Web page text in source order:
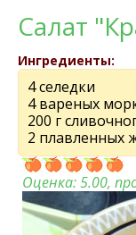
Салат
Ингредиенты:
4 селедки
4 вареных
200 г
2 плавленных
Оценка:5.00,